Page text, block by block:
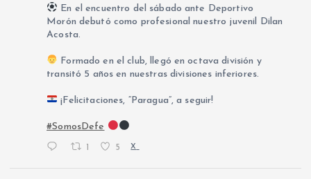
En el encuentro del sábado ante Deportivo
Morón debutó como profesional nuestro juvenil Dilan
Acosta.
Formado en el club, llegó en octava división y
transitó 5 años en nuestras divisiones inferiores.
¡Felicitaciones, “Paragua”, a seguir!
#SomosDefe
1 5 X